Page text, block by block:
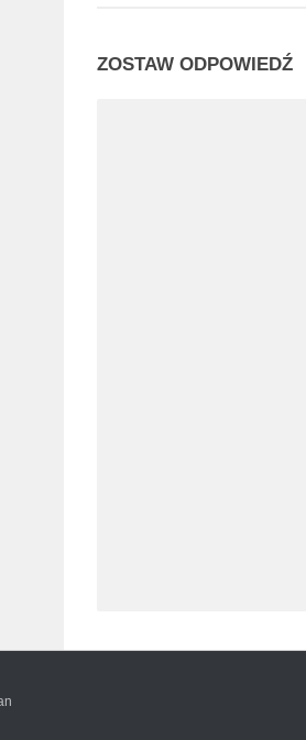
ZOSTAW ODPOWIEDŹ